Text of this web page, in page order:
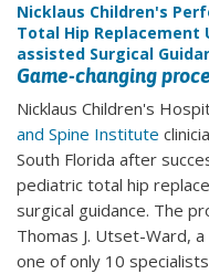
Nicklaus Children's
Total Hip Replacement
assisted Surgical
Game-changing
Nicklaus Children's
and Spine Institute
South Florida after
pediatric total hip
surgical guidance. The
Thomas J. Utset-Ward,
one of only 10